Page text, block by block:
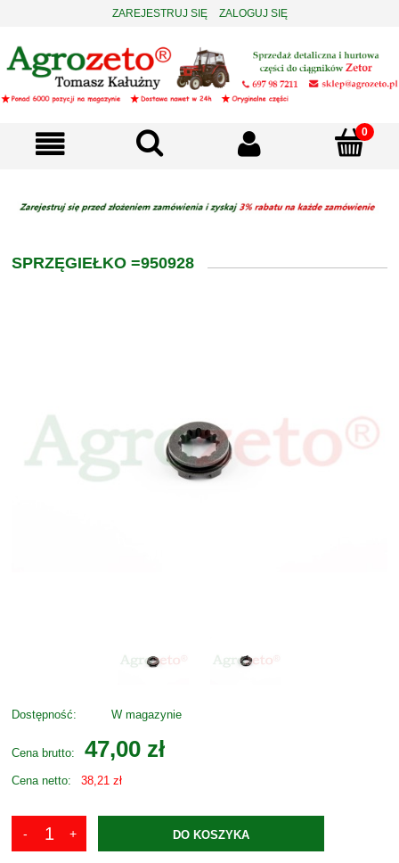
ZAREJESTRUJ SIĘ ZALOGUJ SIĘ
SPRZĘGIEŁKO =950928
Dostępność: W magazynie
Cena brutto: 47,00 zł
Cena netto: 38,21 zł
DO KOSZYKA